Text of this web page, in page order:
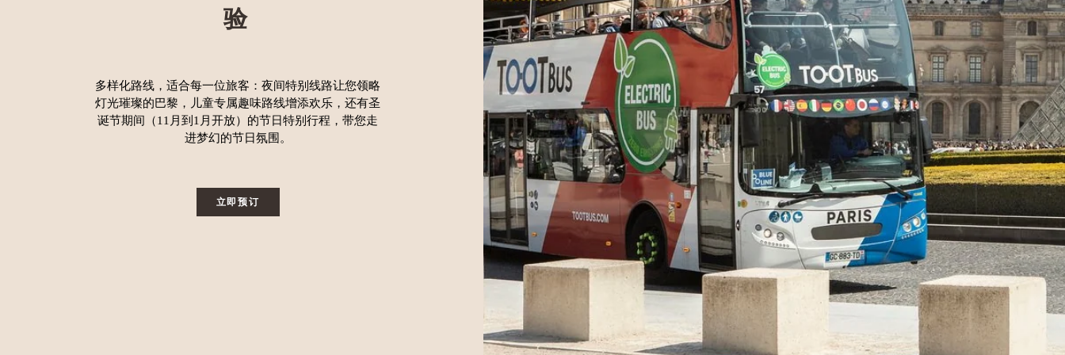
验
多样化路线，适合每一位旅客：夜间特别线路让您领略
灯光璀璨的巴黎，儿童专属趣味路线增添欢乐，还有圣
诞节期间（11月到1月开放）的节日特别行程，带您走
进梦幻的节日氛围。
立即预订